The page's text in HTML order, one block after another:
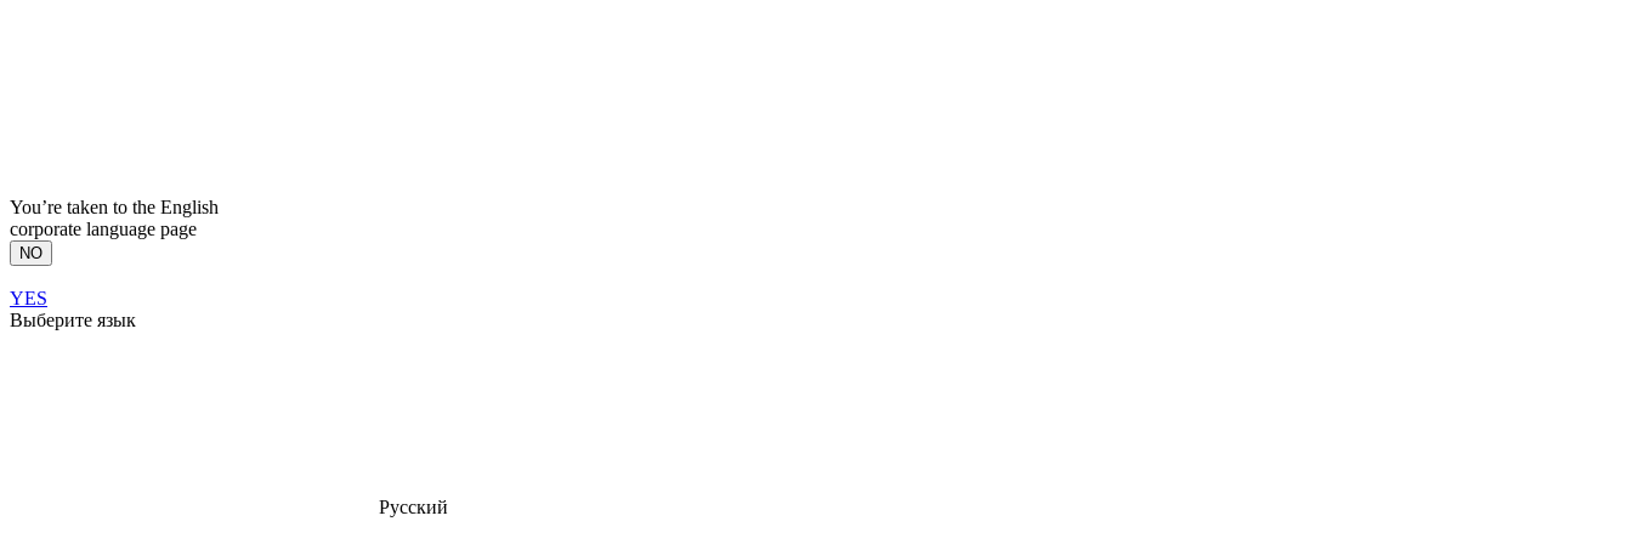
You’re taken to the English
corporate language page
NO
YES
Выберите язык
Русский